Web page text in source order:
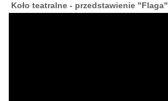
Koło teatralne - przedstawienie "Flaga"